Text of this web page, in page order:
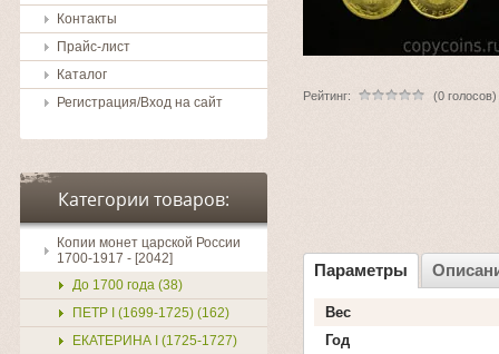
Контакты
Прайс-лист
Каталог
Регистрация/Вход на сайт
Категории товаров:
Копии монет царской России
1700-1917 - [2042]
До 1700 года (38)
ПЕТР I (1699-1725) (162)
ЕКАТЕРИНА I (1725-1727)
Рейтинг: (0 голосов)
Параметры
Вес
Год